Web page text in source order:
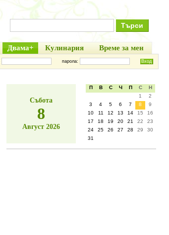
Двама+ Кулинария Време за мен
парола:
Събота
8
Август 2026
П В С Ч П С
Н
1
2
3
4 5 6 7 8
9
10
11 12 13 14 15
16
17
18 19 20 21 22
23
24
25 26 27 28 29
30
31